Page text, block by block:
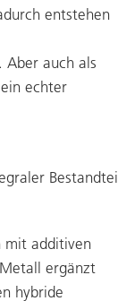
entstehen
Aber auch als
echter
Bestandteil
mit additiven
ergänzt
hybride